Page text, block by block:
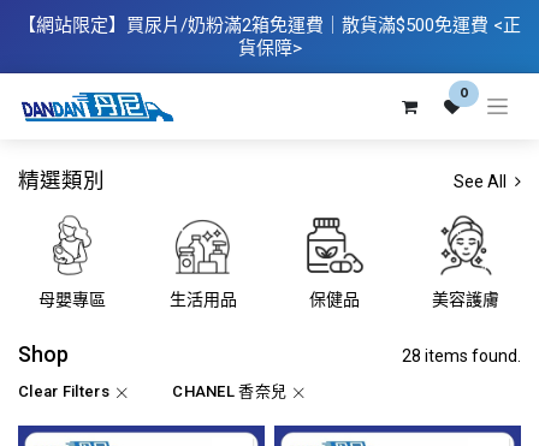
【網站限定】 買尿片/奶粉滿2箱免運費｜散​貨滿$500免運費 <正
貨保障>
0
精選類別 See All
母嬰專區 生活用品 保健品 美容護膚
Shop 28 items found.
Clear Filters CHANEL 香奈兒